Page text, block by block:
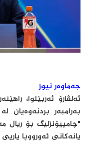
جەماوەر نیوز
ئەلڤارۆ ئەربێلوا،
بەرامبەر
"چامپیۆنزلیگ بۆ ریال
یانەکانی ئەورووپا